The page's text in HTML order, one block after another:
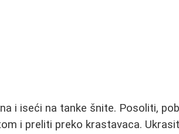
i iseći na tanke šnite. Posoliti,
i preliti preko krastavaca.